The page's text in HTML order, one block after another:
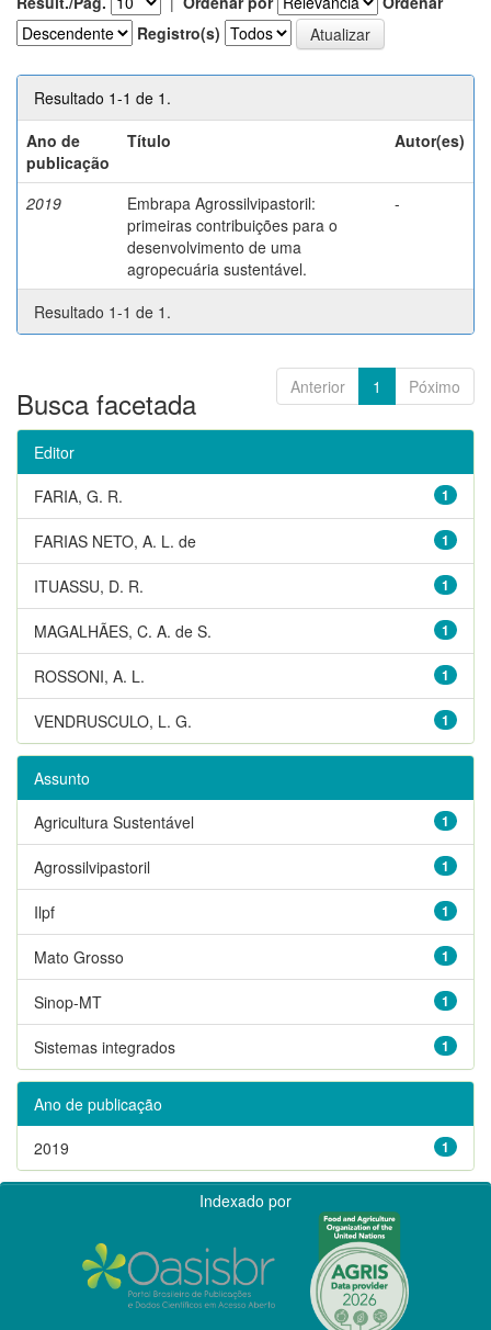
Registro(s)
Resultado 1-1 de 1.
Ano de
publicação
Título Autor(es)
2019
Embrapa Agrossilvipastoril:
primeiras contribuições para o
desenvolvimento de uma
agropecuária sustentável.
-
Resultado 1-1 de 1.
Anterior 1 Póximo
Busca facetada
Editor
1
FARIA, G. R.
1
FARIAS NETO, A. L. de
1
ITUASSU, D. R.
1
MAGALHÃES, C. A. de S.
1
ROSSONI, A. L.
1
VENDRUSCULO, L. G.
Assunto
1
Agricultura Sustentável
1
Agrossilvipastoril
1
Ilpf
1
Mato Grosso
1
Sinop-MT
1
Sistemas integrados
Ano de publicação
1
2019
Indexado por